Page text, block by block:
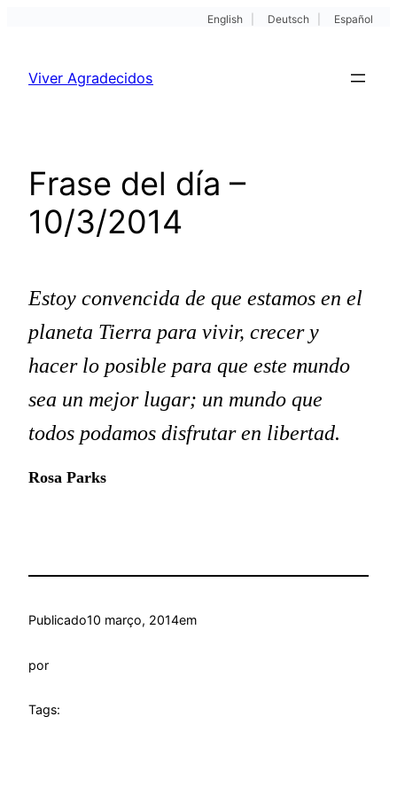
English Deutsch Español
Viver Agradecidos
Frase del día –
10/3/2014
Estoy convencida de que estamos en el
planeta Tierra para vivir, crecer y
hacer lo posible para que este mundo
sea un mejor lugar; un mundo que
todos podamos disfrutar en libertad.
Rosa Parks
Publicado10 março, 2014em
por
Tags: